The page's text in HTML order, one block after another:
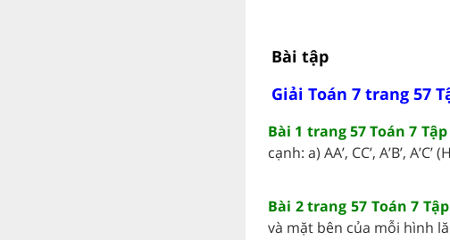
Bài tập
Giải Toán 7 trang 57
Bài 1 trang 57 Toán 7 Tập
cạnh: a) AA’, CC’, A’B’, A’C’
Bài 2 trang 57 Toán 7
và mặt bên của mỗi hình